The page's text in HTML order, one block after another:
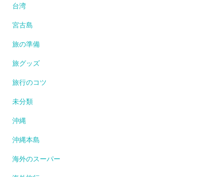
台湾
宮古島
旅の準備
旅グッズ
旅行のコツ
未分類
沖縄
沖縄本島
海外のスーパー